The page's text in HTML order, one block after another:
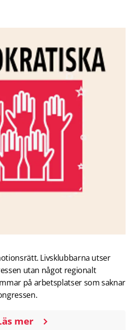
Livsklubbarna utser
utan något regionalt
på arbetsplatser som saknar
mer om